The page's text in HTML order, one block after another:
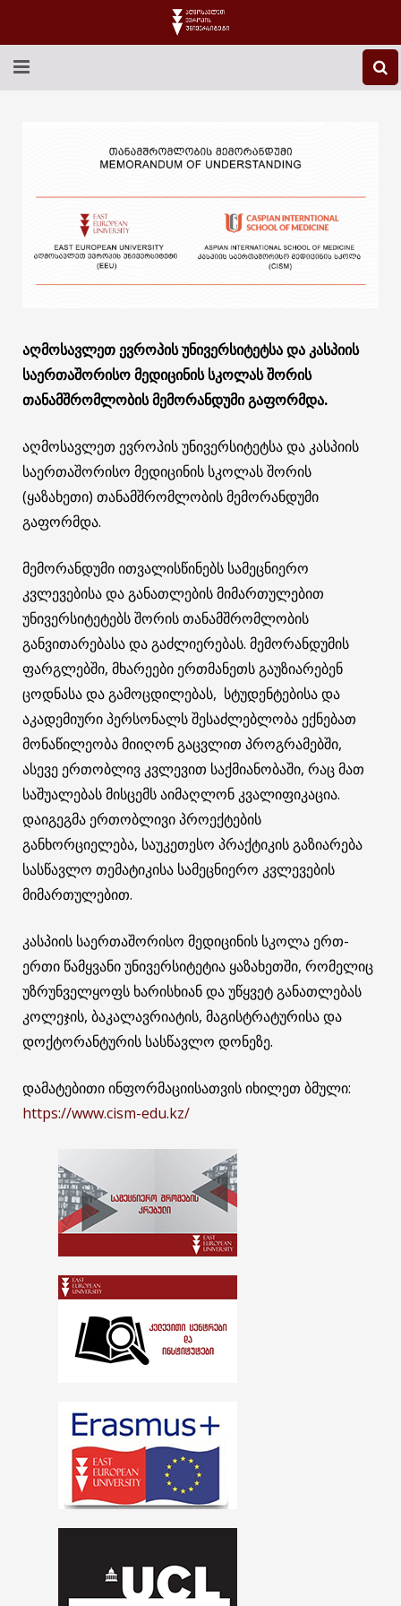
ᲡᲐᲔᲠᲗᲐᲨᲝᲠᲘᲡᲝ
ᲙᲝᲜᲢᲐᲥᲢᲘ
აღმოსავლეთ ევროპის უნივერსიტეტსა და კასპიის
საერთაშორისო მედიცინის სკოლას შორის
თანამშრომლობის მემორანდუმი გაფორმდა.
აღმოსავლეთ ევროპის უნივერსიტეტსა და კასპიის
საერთაშორისო მედიცინის სკოლას შორის
(ყაზახეთი) თანამშრომლობის მემორანდუმი
გაფორმდა.
მემორანდუმი ითვალისწინებს სამეცნიერო
კვლევებისა და განათლების მიმართულებით
უნივერსიტეტებს შორის თანამშრომლობის
განვითარებასა და გაძლიერებას. მემორანდუმის
ფარგლებში, მხარეები ერთმანეთს გაუზიარებენ
ცოდნასა და გამოცდილებას, სტუდენტებისა და
აკადემიური პერსონალს შესაძლებლობა ექნებათ
მონაწილეობა მიიღონ გაცვლით პროგრამებში,
ასევე ერთობლივ კვლევით საქმიანობაში, რაც მათ
საშუალებას მისცემს აიმაღლონ კვალიფიკაცია.
დაიგეგმა ერთობლივი პროექტების
განხორციელება, საუკეთესო პრაქტიკის გაზიარება
სასწავლო თემატიკისა სამეცნიერო კვლევების
მიმართულებით.
კასპიის საერთაშორისო მედიცინის სკოლა ერთ-
ერთი წამყვანი უნივერსიტეტია ყაზახეთში, რომელიც
უზრუნველყოფს ხარისხიან და უწყვეტ განათლებას
კოლეჯის, ბაკალავრიატის, მაგისტრატურისა და
დოქტორანტურის სასწავლო დონეზე.
დამატებითი ინფორმაციისათვის იხილეთ ბმული:
https://www.cism-edu.kz/